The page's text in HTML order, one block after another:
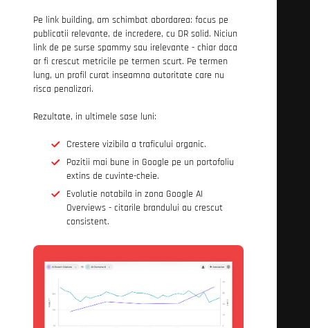
Pe link building, am schimbat abordarea: focus pe
publicatii relevante, de incredere, cu DR solid. Niciun
link de pe surse spammy sau irelevante - chiar daca
ar fi crescut metricile pe termen scurt. Pe termen
lung, un profil curat inseamna autoritate care nu
risca penalizari.
Rezultate, in ultimele sase luni:
Crestere vizibila a traficului organic.
Pozitii mai bune in Google pe un portofoliu
extins de cuvinte-cheie.
Evolutie notabila in zona Google AI
Overviews - citarile brandului au crescut
consistent.